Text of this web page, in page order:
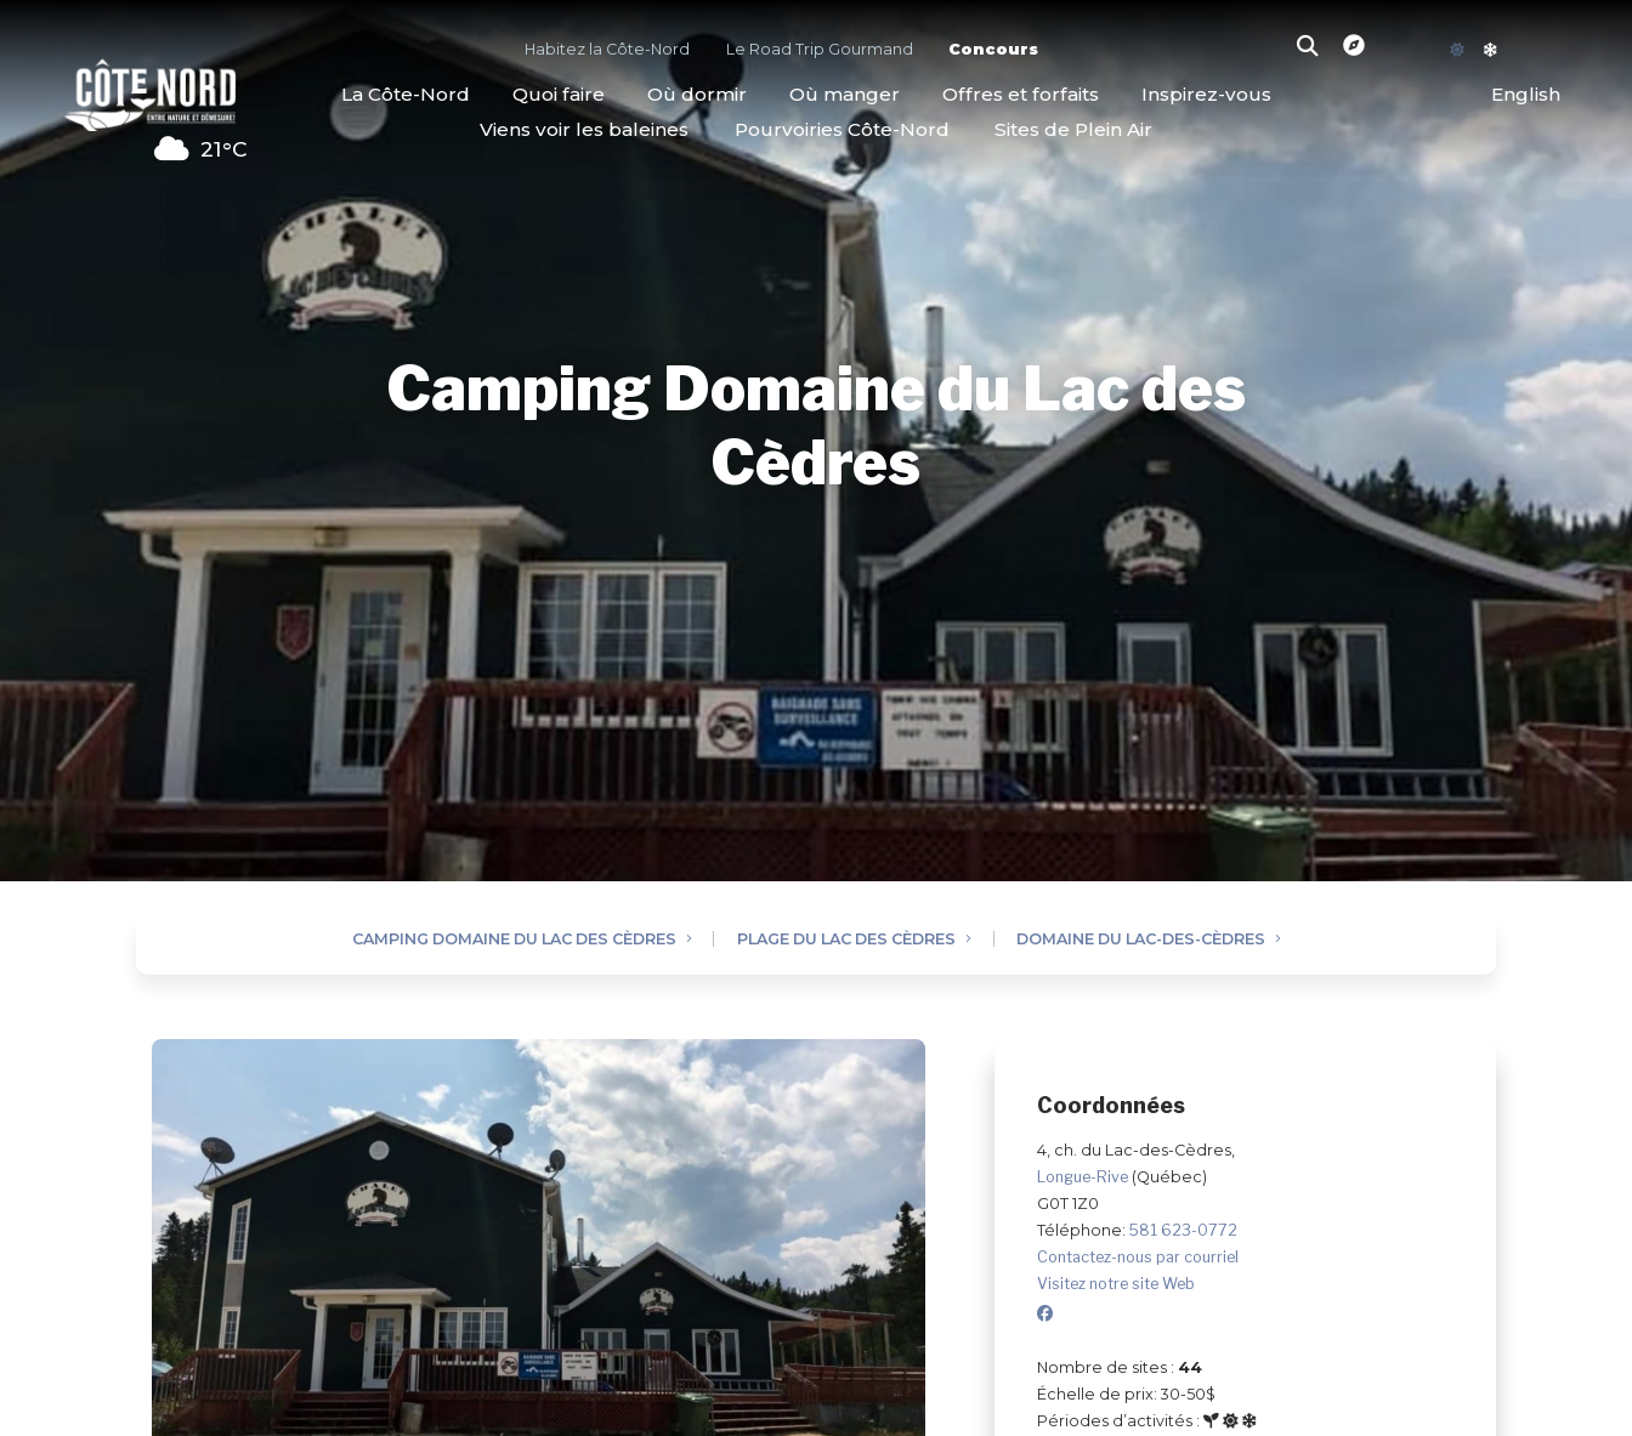
21°C
Habitez la Côte-Nord Le Road Trip Gourmand Concours
La Côte-Nord Quoi faire Où dormir Où manger Offres et forfaits Inspirez-vous
English
Viens voir les baleines
Pourvoiries Côte-Nord Sites de Plein Air
Camping Domaine du Lac des
Cèdres
CAMPING DOMAINE DU LAC DES CÈDRES PLAGE DU LAC DES CÈDRES DOMAINE DU LAC-DES-CÈDRES
Coordonnées
4, ch. du Lac-des-Cèdres,
Longue-Rive (Québec)
G0T 1Z0
Téléphone: 581 623-0772
Contactez-nous par courriel
Visitez notre site Web
Nombre de sites : 44
Échelle de prix: 30-50$
Périodes d’activités :